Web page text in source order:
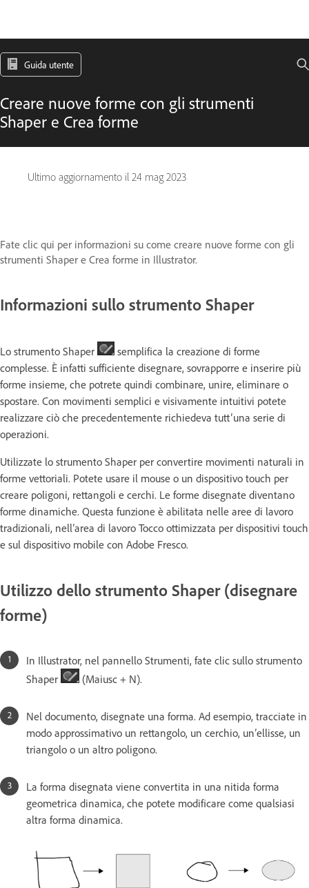
Guida utente
Creare nuove forme con gli strumenti
Shaper e Crea forme
Ultimo aggiornamento il 24 mag 2023
Fate clic qui per informazioni su come creare nuove forme con gli
strumenti Shaper e Crea forme in Illustrator.
Informazioni sullo strumento Shaper
Lo strumento Shaper
semplifica la creazione di forme
complesse. È infatti sufficiente disegnare, sovrapporre e inserire più
forme insieme, che potrete quindi combinare, unire, eliminare o
spostare. Con movimenti semplici e visivamente intuitivi potete
realizzare ciò che precedentemente richiedeva tutt’una serie di
operazioni.
Utilizzate lo strumento Shaper per convertire movimenti naturali in
forme vettoriali. Potete usare il mouse o un dispositivo touch per
creare poligoni, rettangoli e cerchi. Le forme disegnate diventano
forme dinamiche. Questa funzione è abilitata nelle aree di lavoro
tradizionali, nell’area di lavoro Tocco ottimizzata per dispositivi touch
e sul dispositivo mobile con Adobe Fresco.
Utilizzo dello strumento Shaper (disegnare
forme)
In Illustrator, nel pannello Strumenti, fate clic sullo strumento
Shaper
(Maiusc + N).
Nel documento, disegnate una forma. Ad esempio, tracciate in
modo approssimativo un rettangolo, un cerchio, un’ellisse, un
triangolo o un altro poligono.
La forma disegnata viene convertita in una nitida forma
geometrica dinamica, che potete modificare come qualsiasi
altra forma dinamica.